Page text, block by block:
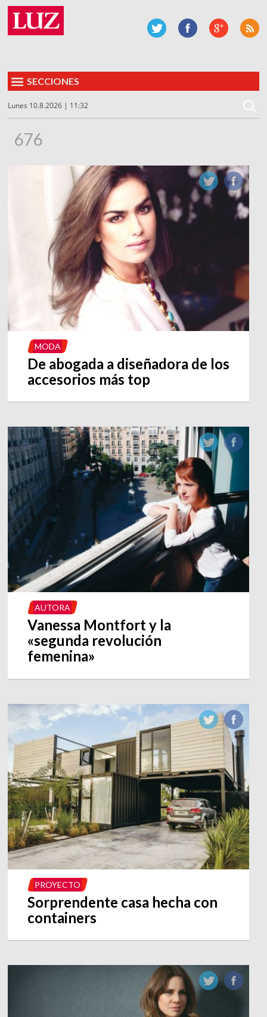
SECCIONES
Lunes 10.8.2026 | 11:32
676
MODA
De abogada a diseñadora de los
accesorios más top
AUTORA
Vanessa Montfort y la
«segunda revolución
femenina»
PROYECTO
Sorprendente casa hecha con
containers